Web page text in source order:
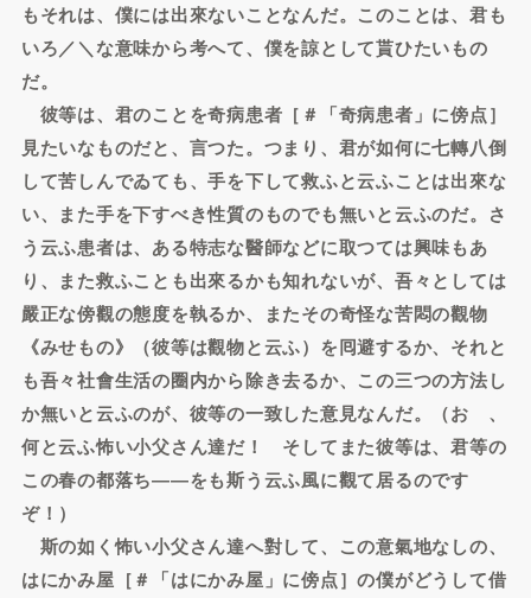
もそれは、僕には出來ないことなんだ。このことは、君も
いろ／＼な意味から考へて、僕を諒として貰ひたいもの
だ。
彼等は、君のことを奇病患者［＃「奇病患者」に傍点］
見たいなものだと、言つた。つまり、君が如何に七轉八倒
して苦しんでゐても、手を下して救ふと云ふことは出來な
い、また手を下すべき性質のものでも無いと云ふのだ。さ
う云ふ患者は、ある特志な醫師などに取つては興味もあ
り、また救ふことも出來るかも知れないが、吾々としては
嚴正な傍觀の態度を執るか、またその奇怪な苦悶の觀物
《みせもの》（彼等は觀物と云ふ）を囘避するか、それと
も吾々社會生活の圈内から除き去るか、この三つの方法し
か無いと云ふのが、彼等の一致した意見なんだ。（おゝ、
何と云ふ怖い小父さん達だ！ そしてまた彼等は、君等の
この春の都落ち――をも斯う云ふ風に觀て居るのです
ぞ！）
斯の如く怖い小父さん達へ對して、この意氣地なしの、
はにかみ屋［＃「はにかみ屋」に傍点］の僕がどうして借